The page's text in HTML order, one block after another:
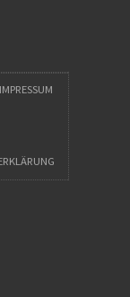
IMPRESSUM